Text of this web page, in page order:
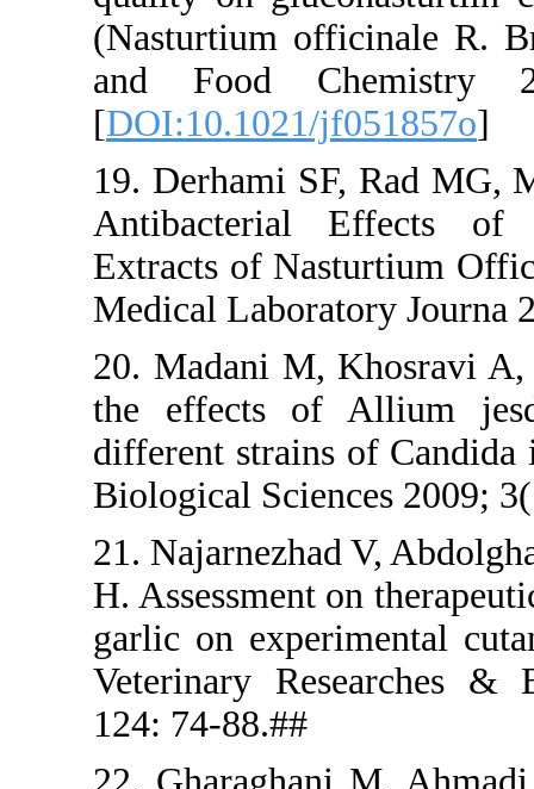
and
[
19.
Extracts of
Medical
20.
the
different
Biological
21.
H.
garlic on
Veterinary